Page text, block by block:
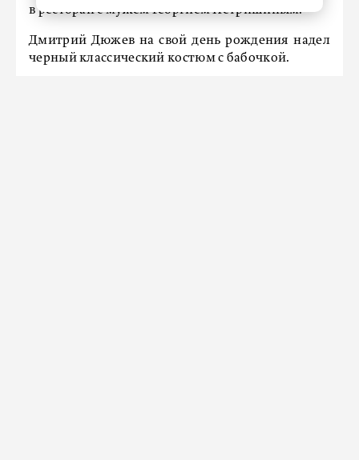
в ресторан с мужем Георгием Петришиным.
Дмитрий Дюжев на свой день рождения надел
черный классический костюм с бабочкой.